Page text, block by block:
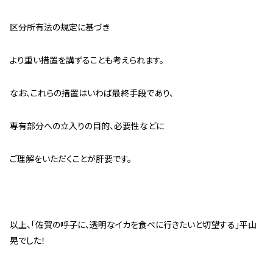
区分所有法の規定に基づき
より重い措置を講ずることも考えられます。
なお、これらの措置はいわば最終手段であり、
専有部分への立入りの目的、必要性などに
ご理解をいただくことが肝要です。
以上、「佐賀の呼子に、透明なイカを食べに行きたいと切望する」平山
晃でした！